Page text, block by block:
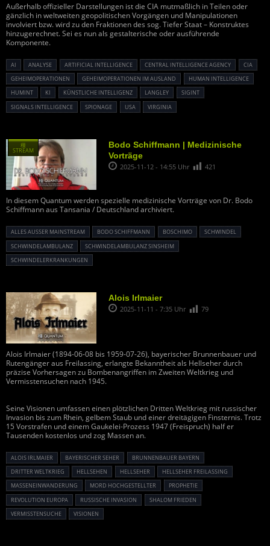
Außerhalb offizieller Darstellungen ist die CIA mutmaßlich in Teilen oder
gänzlich in weltweiten geopolitischen Vorgängen und Manipulationen
involviert bzw. wird zu den Fraktionen des sog. Tiefer Staat – Konstruktes
hinzugerechnet. Sei es nun als gestalterische oder ausführende
Komponente.
AI ANALYSE ARTIFICIAL INTELLIGENCE CENTRAL INTELLIGENCE AGENCY
CIA
GEHEIMOPERATIONEN
GEHEIMOPERATIONEN IM AUSLAND
HUMAN INTELLIGENCE
HUMINT
KI KÜNSTLICHE INTELLIGENZ LANGLEY
SIGINT
SIGNALS INTELLIGENCE
SPIONAGE USA VIRGINIA
Bodo Schiffmann | Medizinische
Vorträge
2025-11-12 - 14:55 Uhr 421
In diesem Quantum werden spezielle medizinische Vorträge von Dr. Bodo
Schiffmann aus Tansania / Deutschland archiviert.
ALLES AUSSER MAINSTREAM BODO SCHIFFMANN BOSCHIMO
SCHWINDEL
SCHWINDELAMBULANZ
SCHWINDELAMBULANZ SINSHEIM
SCHWINDELERKRANKUNGEN
種
STREAM
Alois Irlmaier
2025-11-11 - 7:35 Uhr 79
Alois Irlmaier (1894-06-08 bis 1959-07-26), bayerischer Brunnenbauer und
Rutengänger aus Freilassing, erlangte Bekanntheit als Hellseher durch
präzise Vorhersagen zu Bombenangriffen im Zweiten Weltkrieg und
Vermisstensuchen nach 1945.
Seine Visionen umfassen einen plötzlichen Dritten Weltkrieg mit russischer
Invasion bis zum Rhein, gelbem Staub und einer dreitägigen Finsternis. Trotz
15 Vorstrafen und einem Gaukelei-Prozess 1947 (Freispruch) half er
Tausenden kostenlos und zog Massen an.
ALOIS IRLMAIER BAYERISCHER SEHER
BRUNNENBAUER BAYERN
DRITTER WELTKRIEG
HELLSEHEN HELLSEHER
HELLSEHER FREILASSING
MASSENEINWANDERUNG
MORD HOCHGESTELLTER
PROPHETIE
REVOLUTION EUROPA
RUSSISCHE INVASION
SHALOM FRIEDEN
VERMISSTENSUCHE
VISIONEN